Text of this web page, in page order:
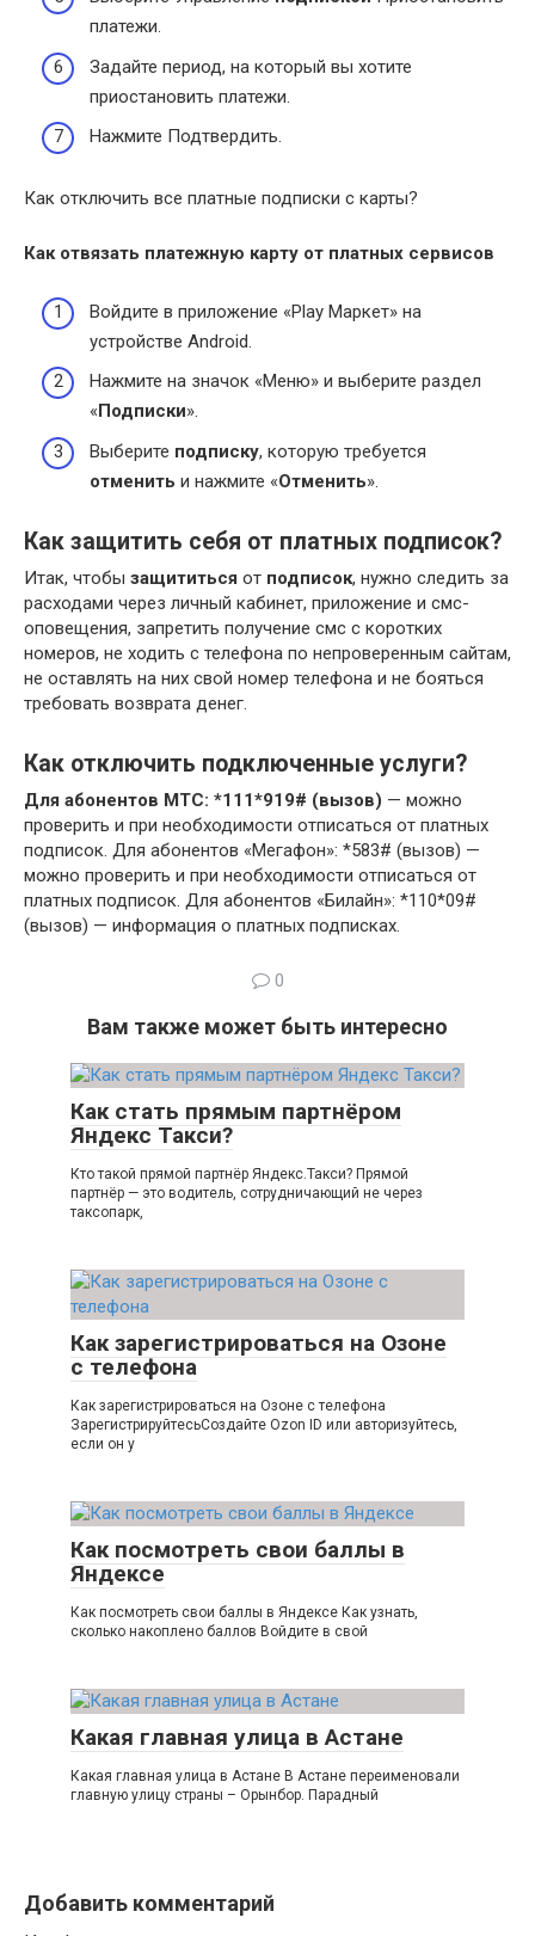
платежи.
Задайте период, на который вы хотите
приостановить платежи.
Нажмите Подтвердить.
Как отключить все платные подписки с карты?
Как отвязать платежную карту от платных сервисов
Войдите в приложение «Play Маркет» на
устройстве Android.
Нажмите на значок «Меню» и выберите раздел
« Подписки».
Выберите подписку, которую требуется
отменить и нажмите «Отменить».
Как защитить себя от платных подписок?
Итак, чтобы защититься от подписок, нужно следить за
расходами через личный кабинет, приложение и смс-
оповещения, запретить получение смс с коротких
номеров, не ходить с телефона по непроверенным сайтам,
не оставлять на них свой номер телефона и не бояться
требовать возврата денег.
Как отключить подключенные услуги?
Для абонентов МТС: *111*919# (вызов) — можно
проверить и при необходимости отписаться от платных
подписок. Для абонентов «Мегафон»: *583# (вызов) —
можно проверить и при необходимости отписаться от
платных подписок. Для абонентов «Билайн»: *110*09#
(вызов) — информация о платных подписках.
0
Вам также может быть интересно
Как стать прямым партнёром
Яндекс Такси?
Кто такой прямой партнёр Яндекс.Такси? Прямой
партнёр — это водитель, сотрудничающий не через
таксопарк,
Как зарегистрироваться на Озоне
с телефона
Как зарегистрироваться на Озоне с телефона
ЗарегистрируйтесьСоздайте Ozon ID или авторизуйтесь,
если он у
Как посмотреть свои баллы в
Яндексе
Как посмотреть свои баллы в Яндексе Как узнать,
сколько накоплено баллов Войдите в свой
Какая главная улица в Астане
Какая главная улица в Астане В Астане переименовали
главную улицу страны – Орынбор. Парадный
Добавить комментарий